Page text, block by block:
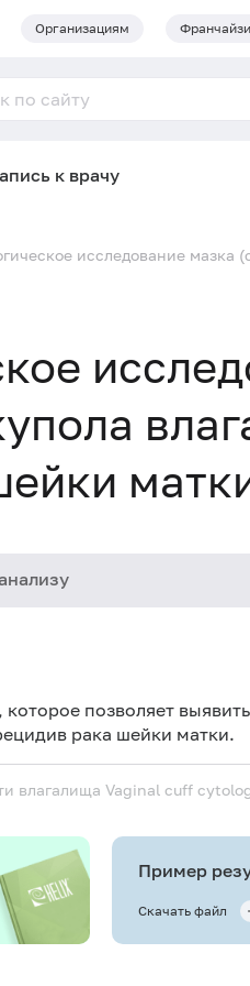
Организациям
к врачу
исследование мазка
позволяет
рака шейки матки.
влагалища Vaginal cuff
Пример
Скачать файл